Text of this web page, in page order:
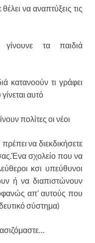
να αναπτύξεις τις
τα παιδιά
κατανοούν τι γράφει
αυτό
πολίτες οι νέοι
να διεκδικήσετε
σχολείο που να
κσι υπεύθυνοι
ή να διαπιστώνουν
απ’ αυτούς που
σύστημα)